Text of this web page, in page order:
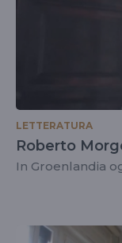
LETTERATURA
Roberto
In Groenlandia